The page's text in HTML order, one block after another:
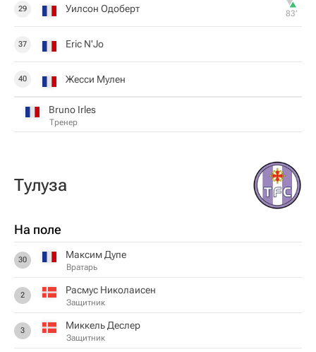
29 Уилсон Одоберт 83‎’‎
37 Eric N'Jo
40 Жесси Мулен
Bruno Irles
Тренер
Тулуза
На поле
30 Максим Дупе
Вратарь
2 Расмус Николаисен
Защитник
3 Миккель Деслер
Защитник